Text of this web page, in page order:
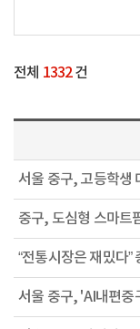
전체 1332건
서울 중구, 고등학생
중구, 도심형 스마트
“전통시장은 재밌다”
서울 중구, 'AI내편중